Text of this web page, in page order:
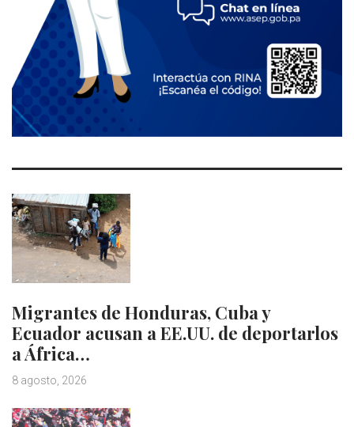
Migrantes de Honduras, Cuba y
Ecuador acusan a EE.UU. de deportarlos
a África…
8 agosto, 2026